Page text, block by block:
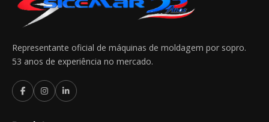
Representante oficial de máquinas de moldagem por sopro.
53 anos de experiência no mercado.